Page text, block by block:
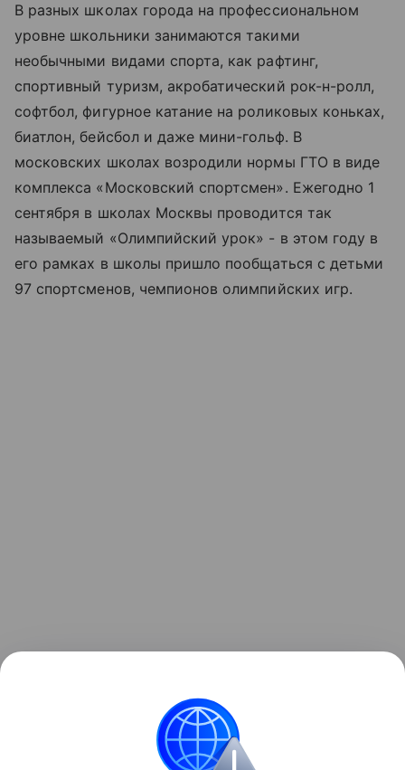
В разных школах города на профессиональном
уровне школьники занимаются такими
необычными видами спорта, как рафтинг,
спортивный туризм, акробатический рок-н-ролл,
софтбол, фигурное катание на роликовых коньках,
биатлон, бейсбол и даже мини-гольф. В
московских школах возродили нормы ГТО в виде
комплекса «Московский спортсмен». Ежегодно 1
сентября в школах Москвы проводится так
называемый «Олимпийский урок» - в этом году в
его рамках в школы пришло пообщаться с детьми
97 спортсменов, чемпионов олимпийских игр.
школьники имеют возможность приобщиться к
интеллектуальным видам спорта - шахматы,
шашки, го и спортивный бридж.